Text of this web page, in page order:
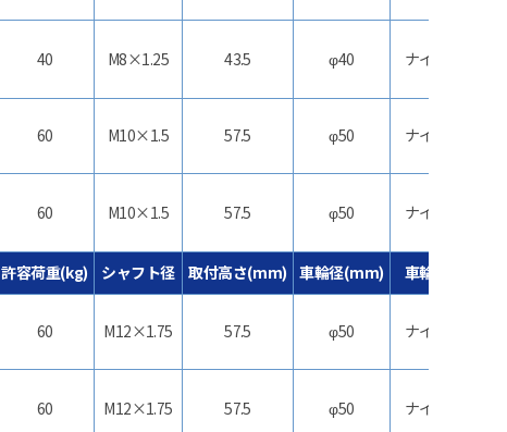
40 M8×1.25 43.5 φ40 ナイロン
60 M10×1.5 57.5 φ50 ナイロン
60 M10×1.5 57.5 φ50 ナイロン
許容荷重(kg) シャフト径 取付高さ(mm) 車輪径(mm) 車輪材質
60 M12×1.75 57.5 φ50 ナイロン
60 M12×1.75 57.5 φ50 ナイロン